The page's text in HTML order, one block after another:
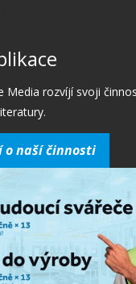
Media rozvíjí svoji
o naší činnosti